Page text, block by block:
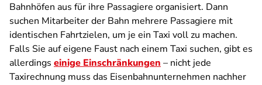
Bahnhöfen aus für ihre Passagiere organisiert. Dann
suchen Mitarbeiter der Bahn mehrere Passagiere mit
identischen Fahrtzielen, um je ein Taxi voll zu machen.
Falls Sie auf eigene Faust nach einem Taxi suchen, gibt es
allerdings einige Einschränkungen – nicht jede
Taxirechnung muss das Eisenbahnunternehmen nachher